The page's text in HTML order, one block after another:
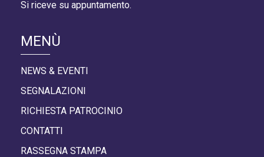
Si riceve su appuntamento.
MENÙ
NEWS & EVENTI
SEGNALAZIONI
RICHIESTA PATROCINIO
CONTATTI
RASSEGNA STAMPA